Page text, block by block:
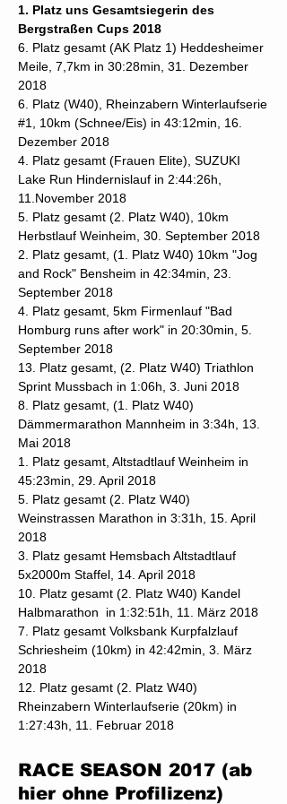
1. Platz uns Gesamtsiegerin des
Bergstraßen Cups 2018
6. Platz gesamt (AK Platz 1) Heddesheimer
Meile, 7,7km in 30:28min, 31. Dezember
2018
6. Platz (W40), Rheinzabern Winterlaufserie
#1, 10km (Schnee/Eis) in 43:12min, 16.
Dezember 2018
4. Platz gesamt (Frauen Elite), SUZUKI
Lake Run Hindernislauf in 2:44:26h,
11.November 2018
5. Platz gesamt (2. Platz W40), 10km
Herbstlauf Weinheim, 30. September 2018
2. Platz gesamt, (1. Platz W40) 10km "Jog
and Rock" Bensheim in 42:34min, 23.
September 2018
4. Platz gesamt, 5km Firmenlauf "Bad
Homburg runs after work" in 20:30min, 5.
September 2018
13. Platz gesamt, (2. Platz W40) Triathlon
Sprint Mussbach in 1:06h, 3. Juni 2018
8. Platz gesamt, (1. Platz W40)
Dämmermarathon Mannheim in 3:34h, 13.
Mai 2018
1. Platz gesamt, Altstadtlauf Weinheim in
45:23min, 29. April 2018
5. Platz gesamt (2. Platz W40)
Weinstrassen Marathon in 3:31h, 15. April
2018
3. Platz gesamt Hemsbach Altstadtlauf
5x2000m Staffel, 14. April 2018
10. Platz gesamt (2. Platz W40) Kandel
Halbmarathon in 1:32:51h, 11. März 2018
7. Platz gesamt Volksbank Kurpfalzlauf
Schriesheim (10km) in 42:42min, 3. März
2018
12. Platz gesamt (2. Platz W40)
Rheinzabern Winterlaufserie (20km) in
1:27:43h, 11. Februar 2018
RACE SEASON 2017 (ab
hier ohne Profilizenz)